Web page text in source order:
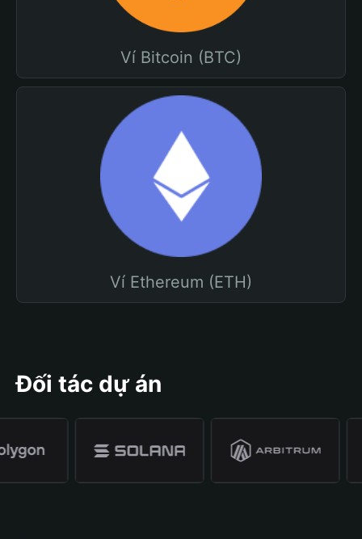
Ví Bitcoin (BTC)
Ví Ethereum (ETH)
Đối tác dự án